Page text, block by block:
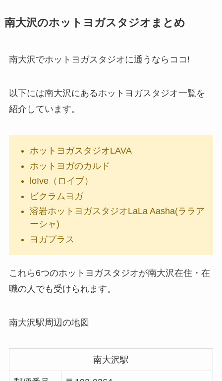
南大沢のホットヨガスタジオまとめ
南大沢でホットヨガスタジオに通うならココ!
以下には南大沢にあるホットヨガスタジオ一覧を
紹介しています。
ホットヨガスタジオLAVA
ホットヨガのカルド
loIve（ロイブ）
ビクラムヨガ
溶岩ホットヨガスタジオLaLa Aasha(ララア
ーシャ)
ヨガプラス
これら6つのホットヨガスタジオが南大沢在住・在
職の人でも受けられます。
南大沢駅周辺の地図
南大沢駅